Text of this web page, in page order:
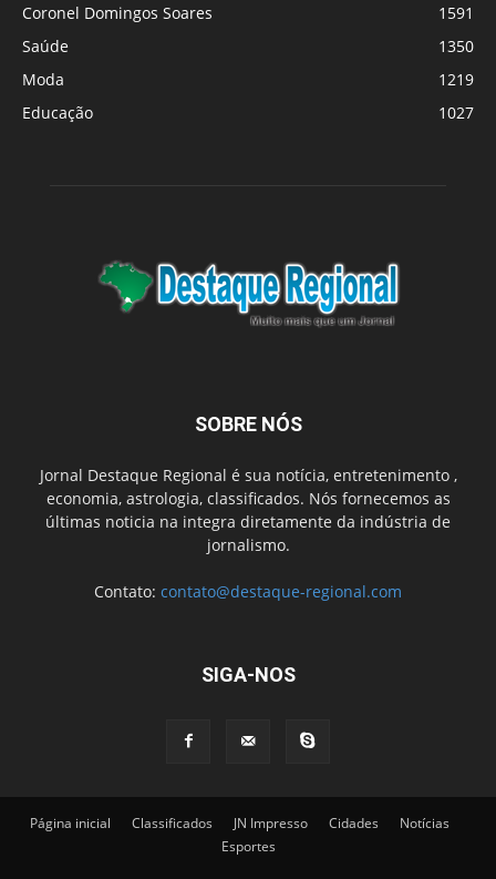
Coronel Domingos Soares
1591
Saúde
1350
Moda
1219
Educação
1027
SOBRE NÓS
Jornal Destaque Regional é sua notícia, entretenimento ,
economia, astrologia, classificados. Nós fornecemos as
últimas noticia na integra diretamente da indústria de
jornalismo.
Contato: contato@destaque-regional.com
SIGA-NOS
Página inicial Classificados JN Impresso Cidades
Notícias
Esportes